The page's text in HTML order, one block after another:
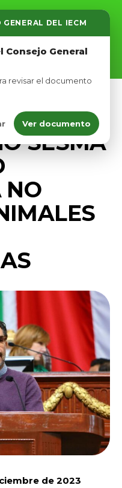
DEL IECM
Consejo General
revisar el documento
Ver documento
SESMA
NO
de 2023